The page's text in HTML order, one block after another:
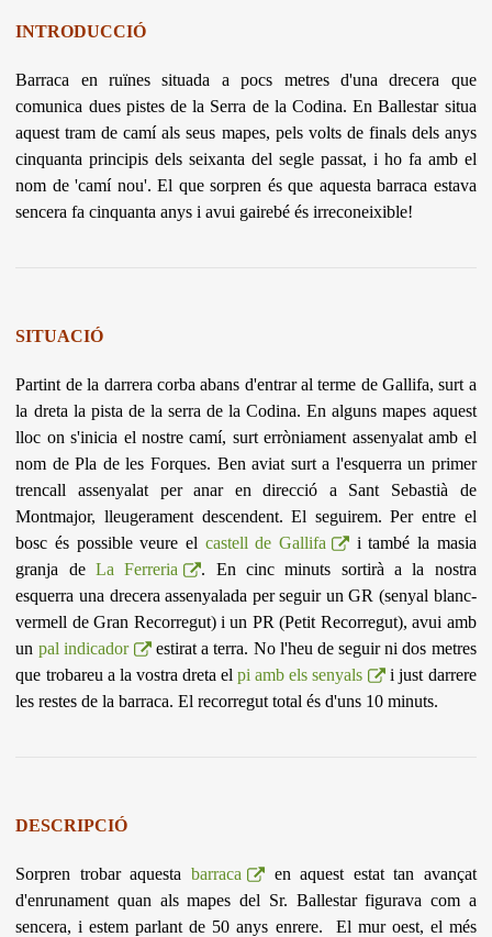
INTRODUCCIÓ
Barraca en ruïnes situada a pocs metres d'una drecera que
comunica dues pistes de la Serra de la Codina. En Ballestar situa
aquest tram de camí als seus mapes, pels volts de finals dels anys
cinquanta principis dels seixanta del segle passat, i ho fa amb el
nom de 'camí nou'.El que sorpren és que aquesta barraca estava
sencera fa cinquanta anys i avui gairebé és irreconeixible!
SITUACIÓ
Partint dela darrera corba abans d'entrar al terme de Gallifa, surt a
la dreta la pista de la serra de la Codina. En alguns mapes aquest
lloc on s'inicia el nostre camí, surt erròniament assenyalat amb el
nom de Pla de les Forques. Ben aviat surt a l'esquerra un primer
trencall assenyalat per anar en direcció a Sant Sebastià de
Montmajor, lleugerament descendent. El seguirem. Per entre el
bosc és possible veure el castell de Gallifa
i també la masia
granja deLa Ferreria
. En cinc minuts sortirà a la nostra
esquerra una drecera assenyalada per seguir un GR (senyal blanc-
vermell de Gran Recorregut) i un PR (Petit Recorregut), avui amb
un pal indicador
estirat a terra. No l'heu de seguir ni dos metres
que trobareu a la vostra dreta elpi amb els senyals
i just darrere
les restes de la barraca. El recorregut total és d'uns 10 minuts.
DESCRIPCIÓ
Sorpren trobar aquesta barraca
en aquest estat tan avançat
d'enrunament quan als mapes del Sr. Ballestar figurava com a
sencera, i estem parlant de 50 anys enrere. El mur oest, el més